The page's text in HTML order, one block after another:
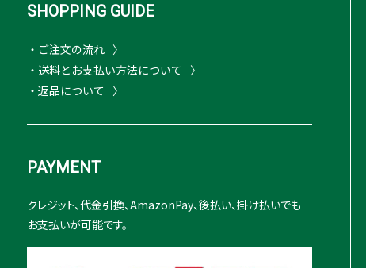
SHOPPING GUIDE
・ご注文の流れ
・送料とお支払い方法について
・返品について
PAYMENT
クレジット、代金引換、AmazonPay、後払い、掛け払いでも
お支払いが可能です。